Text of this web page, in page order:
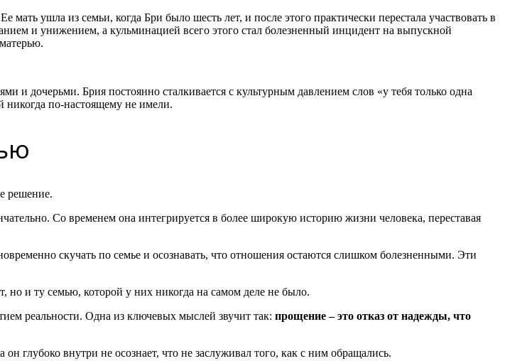
ушла из семьи, когда Бри было шесть лет, и после этого практически перестала участвовать в
и унижением, а кульминацией всего этого стал болезненный инцидент на выпускной
и дочерьми. Брия постоянно сталкивается с культурным давлением слов «у тебя только одна
никогда по-настоящему не имели.
решение.
Со временем она интегрируется в более широкую историю жизни человека, переставая
скучать по семье и осознавать, что отношения остаются слишком болезненными. Эти
но и ту семью, которой у них никогда на самом деле не было.
реальности. Одна из ключевых мыслей звучит так: прощение – это отказ от надежды, что
глубоко внутри не осознает, что не заслуживал того, как с ним обращались.